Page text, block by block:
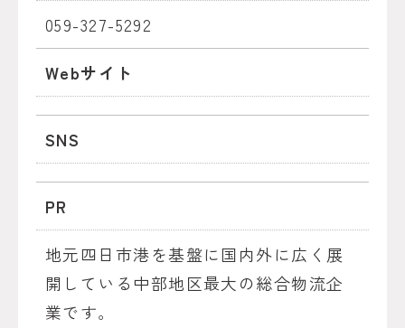
059-327-5292
Webサイト
SNS
PR
地元四日市港を基盤に国内外に広く展
開している中部地区最大の総合物流企
業です。